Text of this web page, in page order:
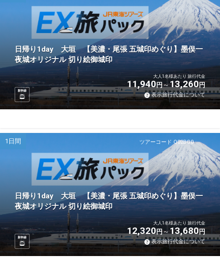
日帰り1day 大垣 【美濃・尾張 五城印めぐり】墨俣一
夜城オリジナル 切り絵御城印
新幹線
大人1名様あたり 旅行代金
11,940円 13,260円
表示旅行代金について
ツアーコード Q02BG0
1日間
日帰り1day 大垣 【美濃・尾張 五城印めぐり】墨俣一
夜城オリジナル 切り絵御城印
新幹線
大人1名様あたり 旅行代金
12,320円 13,680円
表示旅行代金について